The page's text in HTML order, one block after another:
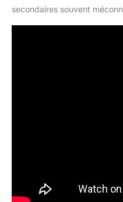
secondaires souvent